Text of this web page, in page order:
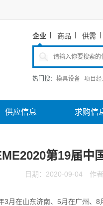
企业 商品 供需
热门搜： 模具设备 项目经
供应信息 求购信
第19届中
日期：2020-09-04 作
月在山东济南、5月在广州、